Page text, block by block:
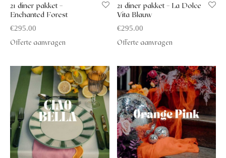
21 diner pakket –
Enchanted Forest
€295.00
Offerte aanvragen
21 diner pakket – La Dolce
Vita Blauw
€295.00
Offerte aanvragen